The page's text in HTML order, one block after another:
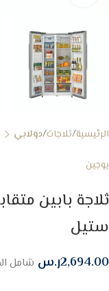
الرئيسية ثلاجات دولابي
يوجين
ستيل
2,694.00ر.س شامل